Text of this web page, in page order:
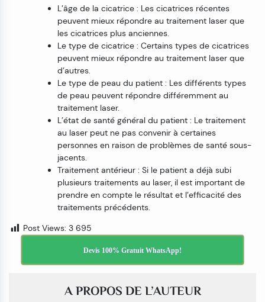
L’âge de la cicatrice : Les cicatrices récentes
peuvent mieux répondre au traitement laser que
les cicatrices plus anciennes.
Le type de cicatrice : Certains types de cicatrices
peuvent mieux répondre au traitement laser que
d’autres.
Le type de peau du patient : Les différents types
de peau peuvent répondre différemment au
traitement laser.
L’état de santé général du patient : Le traitement
au laser peut ne pas convenir à certaines
personnes en raison de problèmes de santé sous-
jacents.
Traitement antérieur : Si le patient a déjà subi
plusieurs traitements au laser, il est important de
prendre en compte le résultat et l’efficacité des
traitements précédents.
Post Views: 3 695
Devis 100% Gratuit WhatsApp!
A PROPOS DE L’AUTEUR